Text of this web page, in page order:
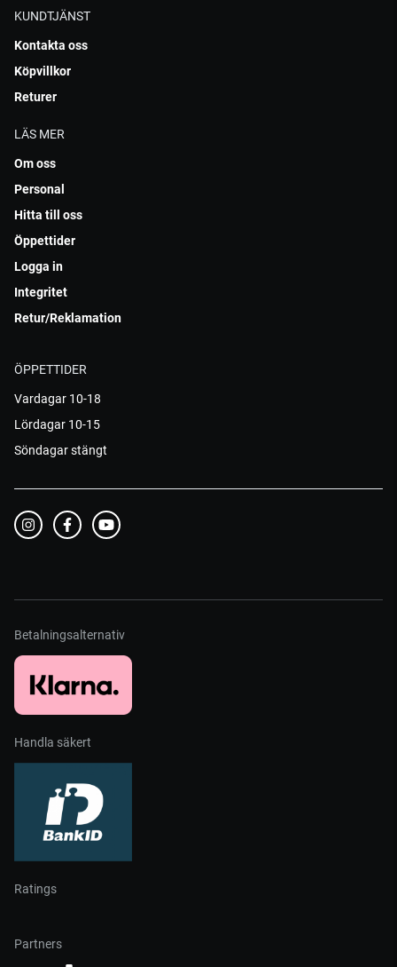
KUNDTJÄNST
Kontakta oss
Köpvillkor
Returer
LÄS MER
Om oss
Personal
Hitta till oss
Öppettider
Logga in
Integritet
Retur/Reklamation
ÖPPETTIDER
Vardagar 10-18
Lördagar 10-15
Söndagar stängt
Betalningsalternativ
Handla säkert
Ratings
Partners